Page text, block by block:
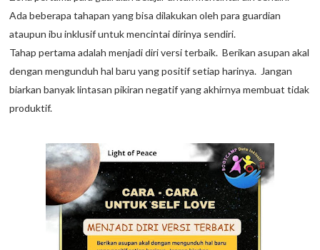
Ada beberapa tahapan yang bisa dilakukan oleh para guardian
ataupun ibu inklusif untuk mencintai dirinya sendiri.
Tahap pertama adalah menjadi diri versi terbaik. Berikan asupan akal
dengan mengunduh hal baru yang positif setiap harinya. Jangan
biarkan banyak lintasan pikiran negatif yang akhirnya membuat tidak
produktif.